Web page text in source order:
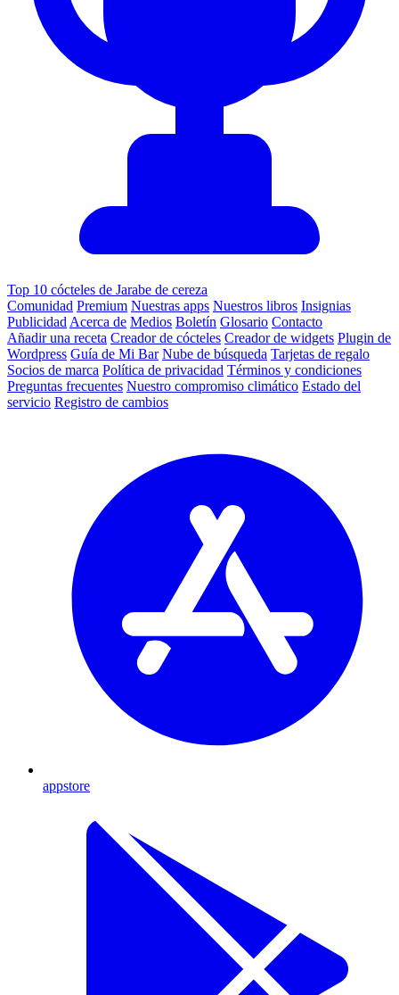
Top 10 cócteles de Jarabe de cereza
Comunidad Premium Nuestras apps Nuestros libros Insignias
Publicidad Acerca de Medios Boletín Glosario Contacto
Añadir una receta Creador de cócteles Creador de widgets Plugin de
Wordpress Guía de Mi Bar Nube de búsqueda Tarjetas de regalo
Socios de marca Política de privacidad Términos y condiciones
Preguntas frecuentes Nuestro compromiso climático Estado del
servicio Registro de cambios
appstore